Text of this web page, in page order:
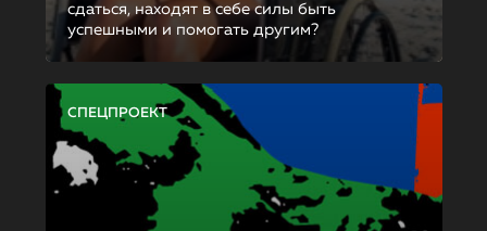
сдаться, находят в себе силы быть
успешными и помогать другим?
СПЕЦПРОЕКТ